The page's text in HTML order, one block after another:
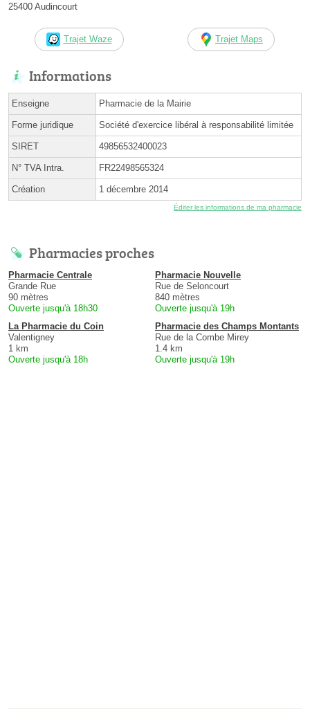
25400 Audincourt
Trajet Waze Trajet Maps
Informations
Enseigne Pharmacie de la Mairie
Forme juridique Société d'exercice libéral à responsabilité limitée
SIRET 49856532400023
N° TVA Intra. FR22498565324
Création 1 décembre 2014
Éditer les informations de ma pharmacie
Pharmacies proches
Pharmacie Centrale
Grande Rue
90 mètres
Ouverte jusqu'à 18h30
Pharmacie Nouvelle
Rue de Seloncourt
840 mètres
Ouverte jusqu'à 19h
La Pharmacie du Coin
Valentigney
1 km
Ouverte jusqu'à 18h
Pharmacie des Champs Montants
Rue de la Combe Mirey
1.4 km
Ouverte jusqu'à 19h